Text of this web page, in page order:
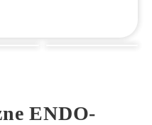
ENDO-